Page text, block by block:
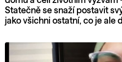
Statečně se snaží postavit
jako všichni ostatní, co je ale